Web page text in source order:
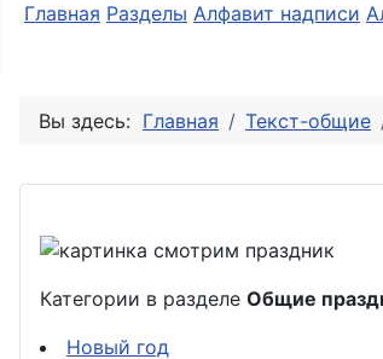
Главная Разделы Алфавит надписи
Вы здесь: Главная Текст-общие
Категории в разделе Общие
Новый год